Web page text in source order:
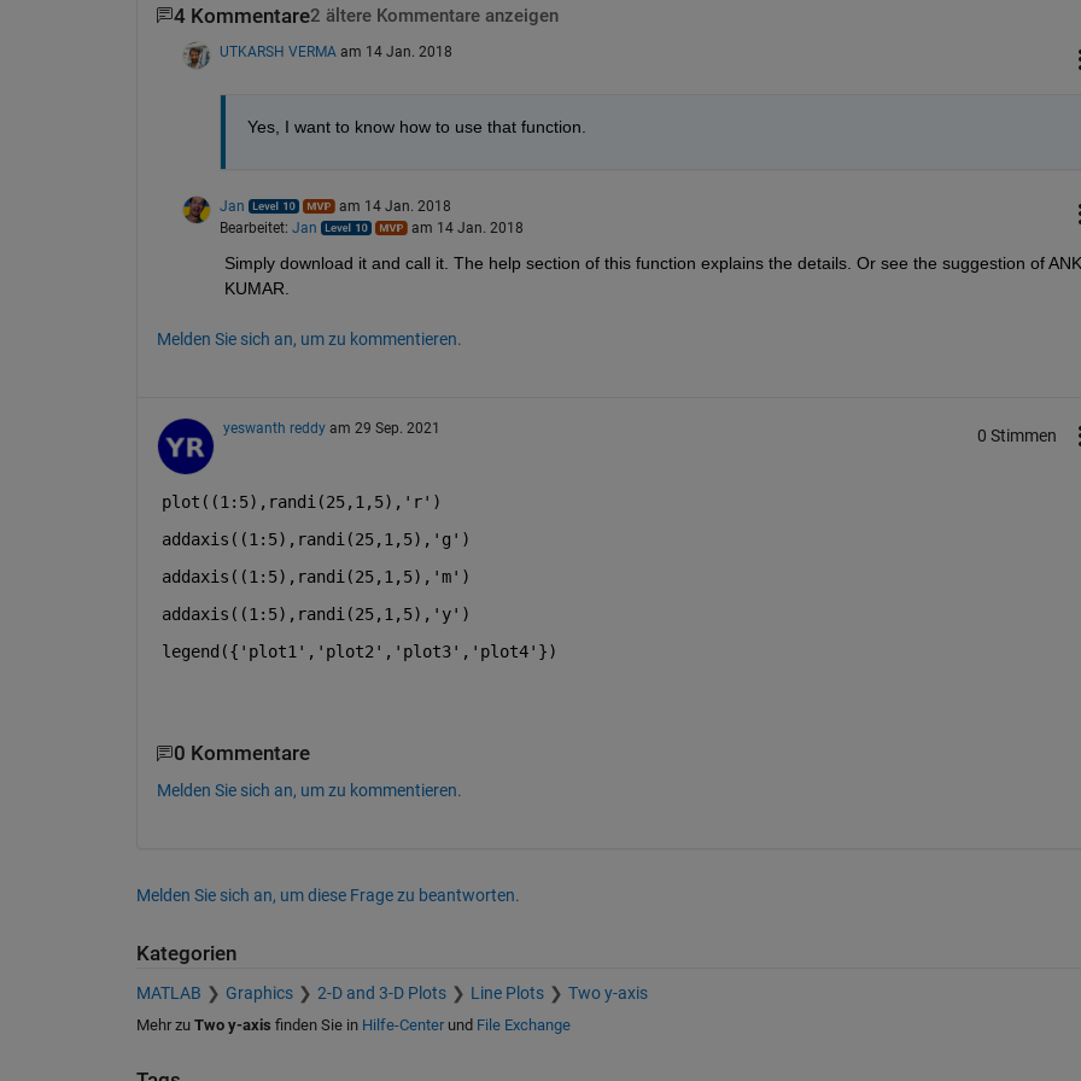
4 Kommentare2 ältere Kommentare anzeigen
UTKARSH VERMA am 14 Jan. 2018
Yes, I want to know how to use that function.
Jan
am 14 Jan. 2018
Bearbeitet: Jan am 14 Jan. 2018
Simply download it and call it. The help section of this function explains the details. Or see the suggestion of
KUMAR.
Melden Sie sich an, um zu kommentieren.
yeswanth reddy am 29 Sep. 2021 0 Stimmen
plot((1:5),randi(25,1,5), 'r' )
addaxis((1:5),randi(25,1,5), 'g' )
addaxis((1:5),randi(25,1,5), 'm' )
addaxis((1:5),randi(25,1,5), 'y' )
legend({ 'plot1' , 'plot2' , 'plot3' , 'plot4' })
0 Kommentare
Melden Sie sich an, um zu kommentieren.
Melden Sie sich an, um diese Frage zu beantworten.
Kategorien
MATLAB Graphics 2-D and 3-D Plots Line Plots Two y-axis
Mehr zu Two y-axis finden Sie in Hilfe-Centerund File Exchange